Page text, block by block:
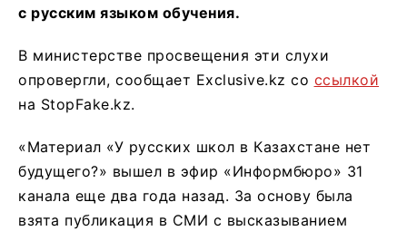
с русским языком обучения.
В министерстве просвещения эти слухи
опровергли, сообщает Exclusive.kz со ссылкой
на StopFake.kz.
«Материал «У русских школ в Казахстане нет
будущего?» вышел в эфир «Информбюро» 31
канала еще два года назад. За основу была
взята публикация в СМИ с высказыванием